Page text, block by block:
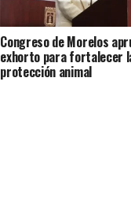
Congreso de Morelos
exhorto para fortalecer
protección animal